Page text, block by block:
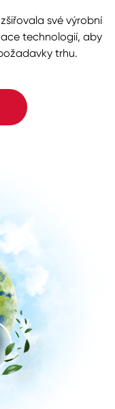
své výrobní
technologií, aby
trhu.